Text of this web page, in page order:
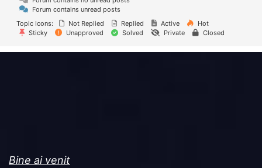
Forum contains unread posts
Topic Icons:
Not Replied Replied Active
Hot
Sticky
Unapproved Solved Private Closed
Bine ai venit